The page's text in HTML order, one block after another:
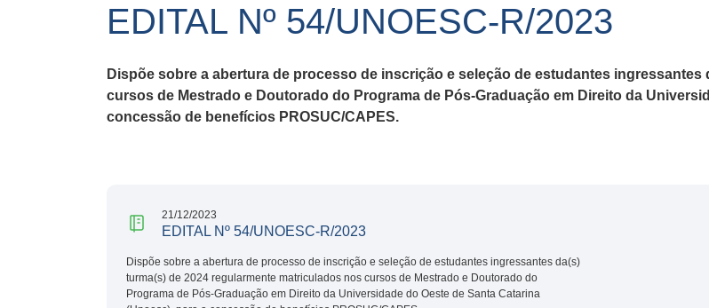
EDITAL Nº 54/UNOESC-R/2023
Dispõe sobre a abertura de processo de inscrição e seleção de estudantes
cursos de Mestrado e Doutorado do Programa de Pós-Graduação em Direito da
concessão de benefícios PROSUC/CAPES.
21/12/2023
EDITAL Nº 54/UNOESC-R/2023
Dispõe sobre a abertura de processo de inscrição e seleção de estudantes ingressantes da(s)
turma(s) de 2024 regularmente matriculados nos cursos de Mestrado e Doutorado do
Programa de Pós-Graduação em Direito da Universidade do Oeste de Santa Catarina